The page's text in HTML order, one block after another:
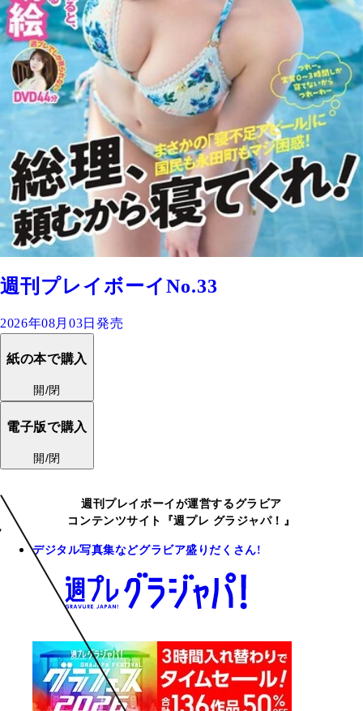
週刊プレイボーイNo.33
2026年08月03日発売
紙の本で購入
開/閉
電子版で購入
開/閉
週刊プレイボーイが運営するグラビア
コンテンツサイト『週プレ グラジャパ！』
デジタル写真集などグラビア盛りだくさん!